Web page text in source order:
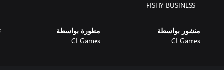
- FISHY BUSINESS
منشور بواسطة
CI Games
مطورة بواسطة
CI Games